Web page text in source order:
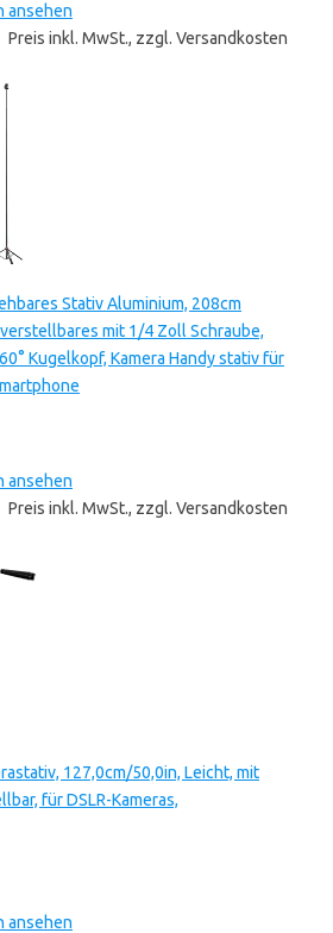
ansehen
Preis inkl. MwSt., zzgl. Versandkosten
Stativ Aluminium, 208cm
mit 1/4 Zoll Schraube,
Kugelkopf, Kamera Handy stativ für
ansehen
Preis inkl. MwSt., zzgl. Versandkosten
127,0cm/50,0in, Leicht, mit
für DSLR-Kameras,
ansehen